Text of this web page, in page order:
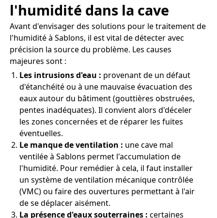
l'humidité dans la cave
Avant d'envisager des solutions pour le traitement de
l'humidité à Sablons, il est vital de détecter avec
précision la source du problème. Les causes
majeures sont :
Les intrusions d'eau : provenant de un défaut
d'étanchéité ou à une mauvaise évacuation des
eaux autour du bâtiment (gouttières obstruées,
pentes inadéquates). Il convient alors d'déceler
les zones concernées et de réparer les fuites
éventuelles.
Le manque de ventilation : une cave mal
ventilée à Sablons permet l'accumulation de
l'humidité. Pour remédier à cela, il faut installer
un système de ventilation mécanique contrôlée
(VMC) ou faire des ouvertures permettant à l'air
de se déplacer aisément.
La présence d'eaux souterraines : certaines